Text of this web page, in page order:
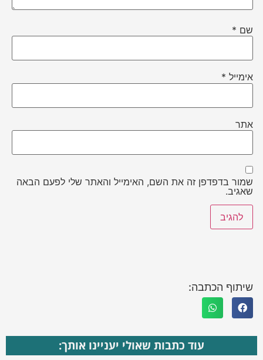
שם *
אימייל *
אתר
שמור בדפדפן זה את השם, האימייל והאתר שלי לפעם הבאה
שאגיב.
שיתוף הכתבה:
עוד כתבות שאולי יעניינו אותך: